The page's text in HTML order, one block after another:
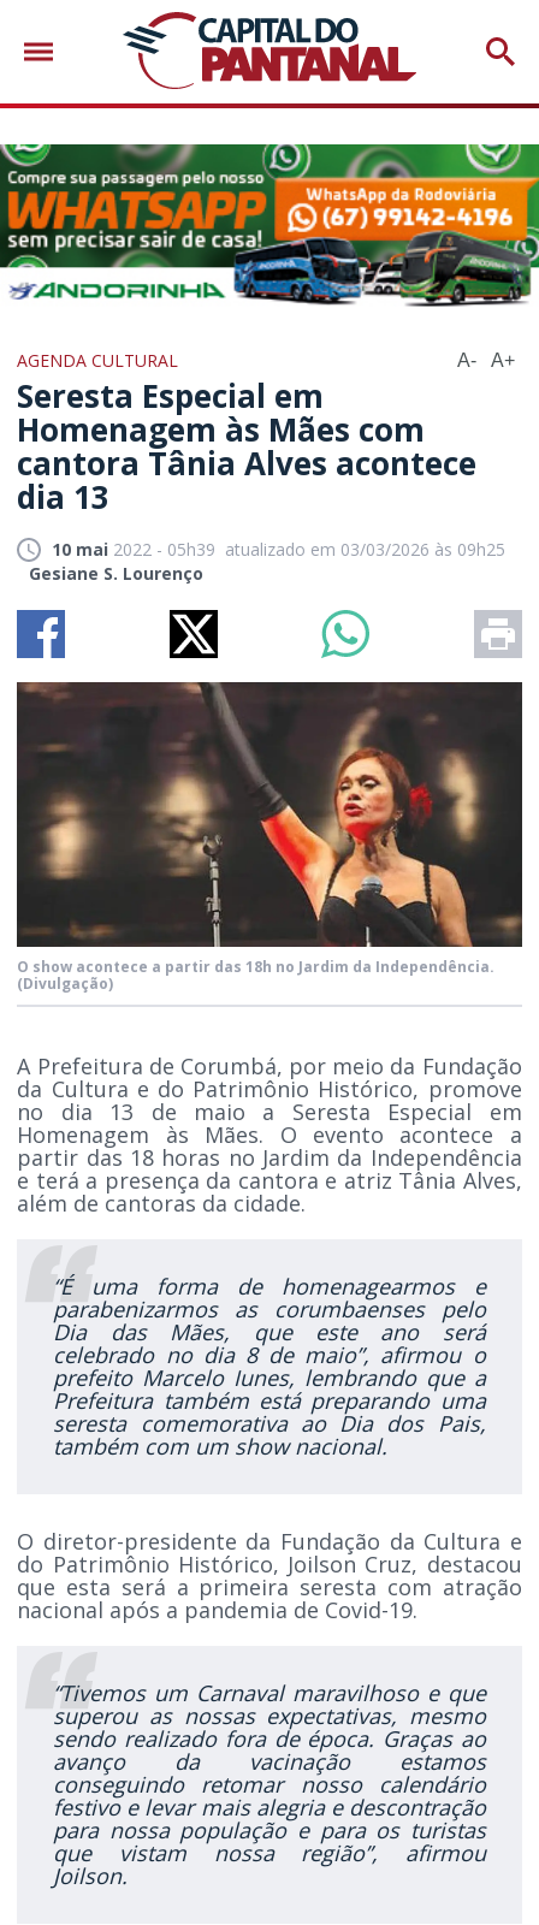
AGENDA CULTURAL A- A+
Seresta Especial em
Homenagem às Mães com
cantora Tânia Alves acontece
dia 13
10 mai 2022 - 05h39 atualizado em 03/03/2026 às 09h25
Gesiane S. Lourenço
O show acontece a partir das 18h no Jardim da Independência.
(Divulgação)
A Prefeitura de Corumbá, por meio da Fundação
da Cultura e do Patrimônio Histórico, promove
no dia 13 de maio a Seresta Especial em
Homenagem às Mães. O evento acontece a
partir das 18 horas no Jardim da Independência
e terá a presença da cantora e atriz Tânia Alves,
além de cantoras da cidade.
“É uma forma de homenagearmos e
parabenizarmos as corumbaenses pelo
Dia das Mães, que este ano será
celebrado no dia 8 de maio”, afirmou o
prefeito Marcelo Iunes, lembrando que a
Prefeitura também está preparando uma
seresta comemorativa ao Dia dos Pais,
também com um show nacional.
O diretor-presidente da Fundação da Cultura e
do Patrimônio Histórico, Joilson Cruz, destacou
que esta será a primeira seresta com atração
nacional após a pandemia de Covid-19.
“Tivemos um Carnaval maravilhoso e que
superou as nossas expectativas, mesmo
sendo realizado fora de época. Graças ao
avanço da vacinação estamos
conseguindo retomar nosso calendário
festivo e levar mais alegria e descontração
para nossa população e para os turistas
que vistam nossa região”, afirmou
Joilson.